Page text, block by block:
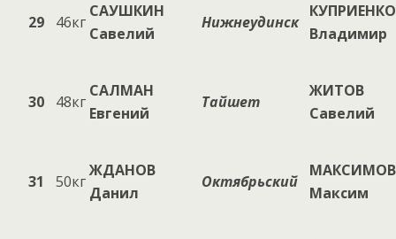
29 46кг
САУШКИН
Савелий
Нижнеудинск
КУПРИЕНКО
Владимир
30 48кг
САЛМАН
Евгений
Тайшет
ЖИТОВ
Савелий
31 50кг
ЖДАНОВ
Данил
Октябрьский
МАКСИМОВ
Максим